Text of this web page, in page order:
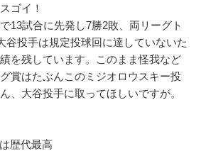
ゴイ！
13試合に先発し7勝2敗、両リーグト
谷投手は規定投球回に達していないた
を残しています。このまま怪我など
賞はたぶんこのミジオロウスキー投
、大谷投手に取ってほしいですが。
歴代最高